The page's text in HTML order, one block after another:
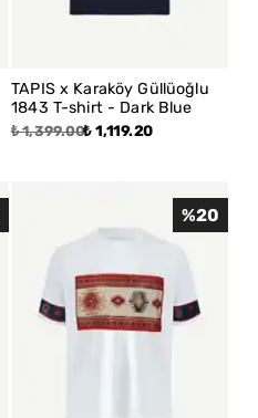
TAPIS x Karaköy Güllüoğlu
1843 T-shirt - Dark Blue
₺ 1,399.00₺ 1,119.20
%20